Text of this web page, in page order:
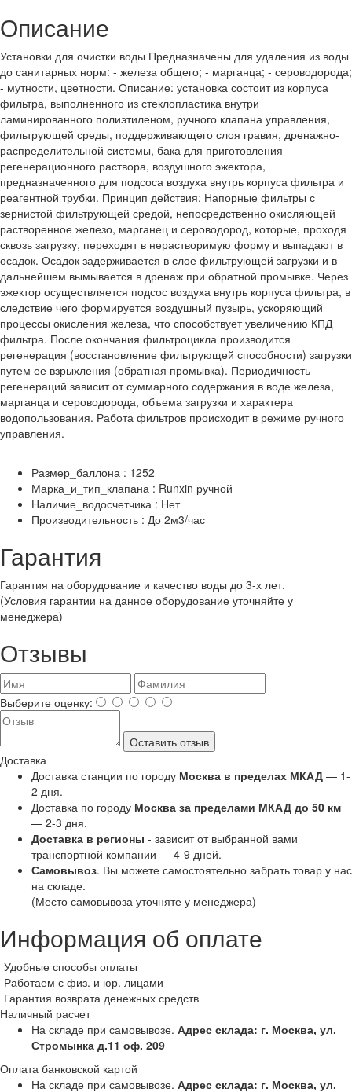
Описание
Установки для очистки воды Предназначены для удаления из воды
до санитарных норм: - железа общего; - марганца; - сероводорода;
- мутности, цветности. Описание: установка состоит из корпуса
фильтра, выполненного из стеклопластика внутри
ламинированного полиэтиленом, ручного клапана управления,
фильтрующей среды, поддерживающего слоя гравия, дренажно-
распределительной системы, бака для приготовления
регенерационного раствора, воздушного эжектора,
предназначенного для подсоса воздуха внутрь корпуса фильтра и
реагентной трубки. Принцип действия: Напорные фильтры с
зернистой фильтрующей средой, непосредственно окисляющей
растворенное железо, марганец и сероводород, которые, проходя
сквозь загрузку, переходят в нерастворимую форму и выпадают в
осадок. Осадок задерживается в слое фильтрующей загрузки и в
дальнейшем вымывается в дренаж при обратной промывке. Через
эжектор осуществляется подсос воздуха внутрь корпуса фильтра, в
следствие чего формируется воздушный пузырь, ускоряющий
процессы окисления железа, что способствует увеличению КПД
фильтра. После окончания фильтроцикла производится
регенерация (восстановление фильтрующей способности) загрузки
путем ее взрыхления (обратная промывка). Периодичность
регенераций зависит от суммарного содержания в воде железа,
марганца и сероводорода, объема загрузки и характера
водопользования. Работа фильтров происходит в режиме ручного
управления.
Размер_баллона : 1252
Марка_и_тип_клапана : Runxin ручной
Наличие_водосчетчика : Нет
Производительность : До 2м3/час
Гарантия
Гарантия на оборудование и качество воды до 3-х лет.
(Условия гарантии на данное оборудование уточняйте у
менеджера)
Отзывы
Выберите оценку:
Оставить отзыв
Доставка
Доставка станции по городу Москва в пределах МКАД — 1-
2 дня.
Доставка по городу Москва за пределами МКАД до 50 км
— 2-3 дня.
Доставка в регионы - зависит от выбранной вами
транспортной компании — 4-9 дней.
Самовывоз. Вы можете самостоятельно забрать товар у нас
на складе.
(Место самовывоза уточняте у менеджера)
Информация об оплате
Удобные способы оплаты
Работаем с физ. и юр. лицами
Гарантия возврата денежных средств
Наличный расчет
На складе при самовывозе. Адрес склада: г. Москва, ул.
Стромынка д.11 оф. 209
Оплата банковской картой
На складе при самовывозе. Адрес склада: г. Москва, ул.